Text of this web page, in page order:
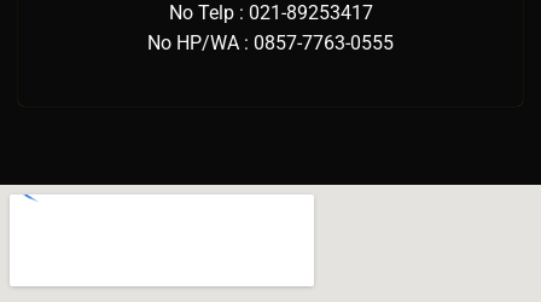
No Telp : 021-89253417
No HP/WA : 0857-7763-0555